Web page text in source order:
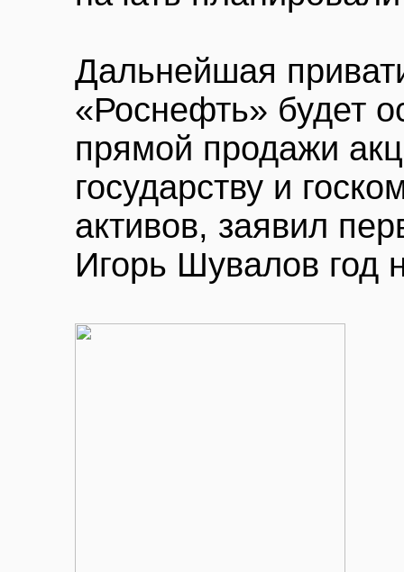
Дальнейшая
«Роснефть» будет
прямой продажи
государству и
активов, заявил
Игорь Шувалов год